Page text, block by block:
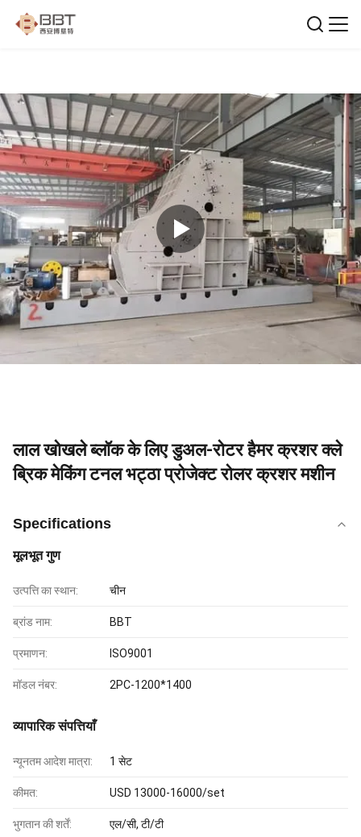
लाल खोखले ब्लॉक के लिए डुअल-रोटर हैमर क्रशर क्ले
ब्रिक मेकिंग टनल भट्ठा प्रोजेक्ट रोलर क्रशर मशीन
Specifications
मूलभूत गुण
उत्पत्ति का स्थान: चीन
ब्रांड नाम: BBT
प्रमाणन: ISO9001
मॉडल नंबर: 2PC-1200*1400
व्यापारिक संपत्तियाँ
न्यूनतम आदेश मात्रा: 1 सेट
कीमत: USD 13000-16000/set
भुगतान की शर्तें: एल/सी, टी/टी